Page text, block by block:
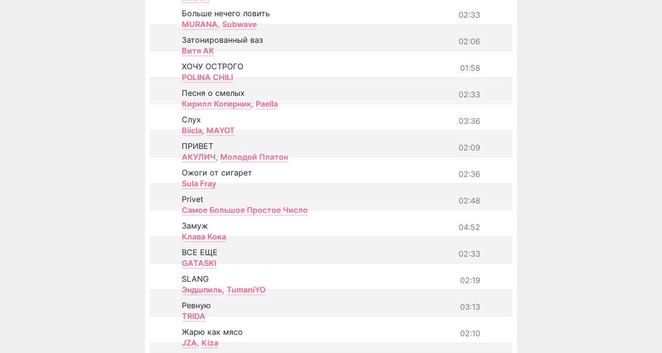
02:33
Больше нечего ловить
MURANA, Subwave
02:06
Затонированный ваз
Витя АК
01:58
ХОЧУ ОСТРОГО
POLINA CHILI
02:33
Песня о смелых
Кирилл Коперник, Paella
03:36
Слух
Biicla, MAYOT
02:09
ПРИВЕТ
АКУЛИЧ, Молодой Платон
02:36
Ожоги от сигарет
Sula Fray
02:48
Privet
Самое Большое Простое Число
04:52
Замуж
Клава Кока
02:33
ВСЕ ЕЩЕ
GATASKI
02:19
SLANG
Эндшпиль, TumaniYO
03:13
Ревную
TRIDA
02:10
Жарю как мясо
JZA, Kiza